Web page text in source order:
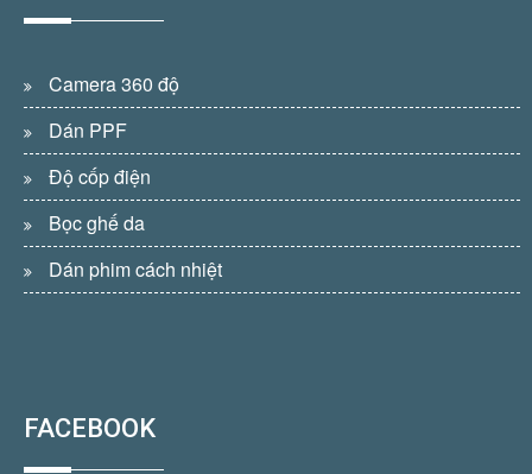
Camera 360 độ
Dán PPF
Độ cốp điện
Bọc ghế da
Dán phim cách nhiệt
FACEBOOK